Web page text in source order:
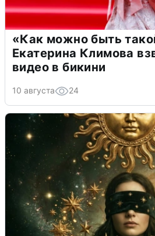
«Как можно быть
Екатерина Климова
видео в бикини
10 августа 24